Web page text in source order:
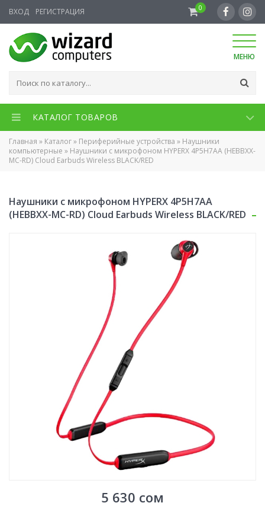
ВХОД РЕГИСТРАЦИЯ 0
МЕНЮ
КАТАЛОГ ТОВАРОВ
Главная » Каталог» Периферийные устройства » Наушники
компьютерные » Наушники с микрофоном HYPERX 4P5H7AA (HEBBXX-
MC-RD) Cloud Earbuds Wireless BLACK/RED
Наушники с микрофоном HYPERX 4P5H7AA
(HEBBXX-MC-RD) Cloud Earbuds Wireless BLACK/RED
5 630 сом